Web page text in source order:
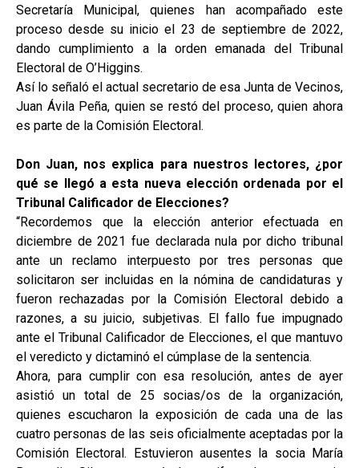
Secretaría Municipal, quienes han acompañado este
proceso desde su inicio el 23 de septiembre de 2022,
dando cumplimiento a la orden emanada del Tribunal
Electoral de O’Higgins.
Así lo señaló el actual secretario de esa Junta de Vecinos,
Juan Ávila Peña, quien se restó del proceso, quien ahora
es parte de la Comisión Electoral.
Don Juan, nos explica para nuestros lectores, ¿por
qué se llegó a esta nueva elección ordenada por el
Tribunal Calificador de Elecciones?
“Recordemos que la elección anterior efectuada en
diciembre de 2021 fue declarada nula por dicho tribunal
ante un reclamo interpuesto por tres personas que
solicitaron ser incluidas en la nómina de candidaturas y
fueron rechazadas por la Comisión Electoral debido a
razones, a su juicio, subjetivas. El fallo fue impugnado
ante el Tribunal Calificador de Elecciones, el que mantuvo
el veredicto y dictaminó el cúmplase de la sentencia.
Ahora, para cumplir con esa resolución, antes de ayer
asistió un total de 25 socias/os de la organización,
quienes escucharon la exposición de cada una de las
cuatro personas de las seis oficialmente aceptadas por la
Comisión Electoral. Estuvieron ausentes la socia María